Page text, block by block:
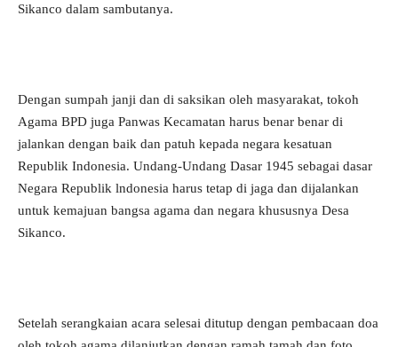
Sikanco dalam sambutanya.
Dengan sumpah janji dan di saksikan oleh masyarakat, tokoh
Agama BPD juga Panwas Kecamatan harus benar benar di
jalankan dengan baik dan patuh kepada negara kesatuan
Republik Indonesia. Undang-Undang Dasar 1945 sebagai dasar
Negara Republik lndonesia harus tetap di jaga dan dijalankan
untuk kemajuan bangsa agama dan negara khususnya Desa
Sikanco.
Setelah serangkaian acara selesai ditutup dengan pembacaan doa